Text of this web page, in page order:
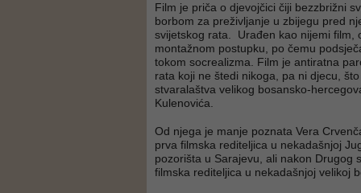
Film je priča o djevojčici čiji bezzbrižni
borbom za preživljanje u zbijegu pred
svijetskog rata. Urađen kao nijemi film,
montažnom postupku, po čemu
tokom socrealizma. Film je antiratna
rata koji ne štedi nikoga, pa ni djecu,
stvaralaštva velikog bosansko-
Kulenovića.
Od njega je manje poznata Vera
prva filmska rediteljica u nekadašnjoj
pozorišta u Sarajevu, ali nakon Drugog
filmska rediteljica u nekadašnjoj velikoj